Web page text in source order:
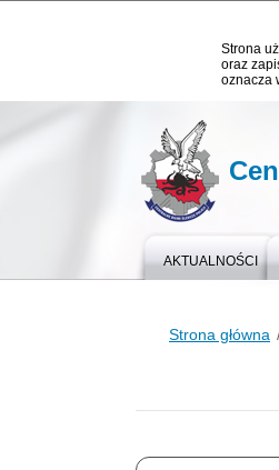
Strona
oraz
oznacza
AKTUALNOŚCI
Strona główna